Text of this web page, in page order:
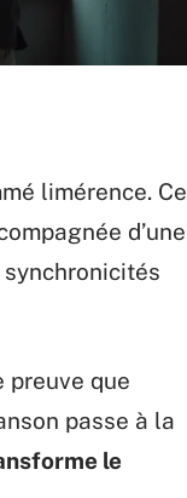
limérence. Ce
d’une
preuve que
passe à la
le